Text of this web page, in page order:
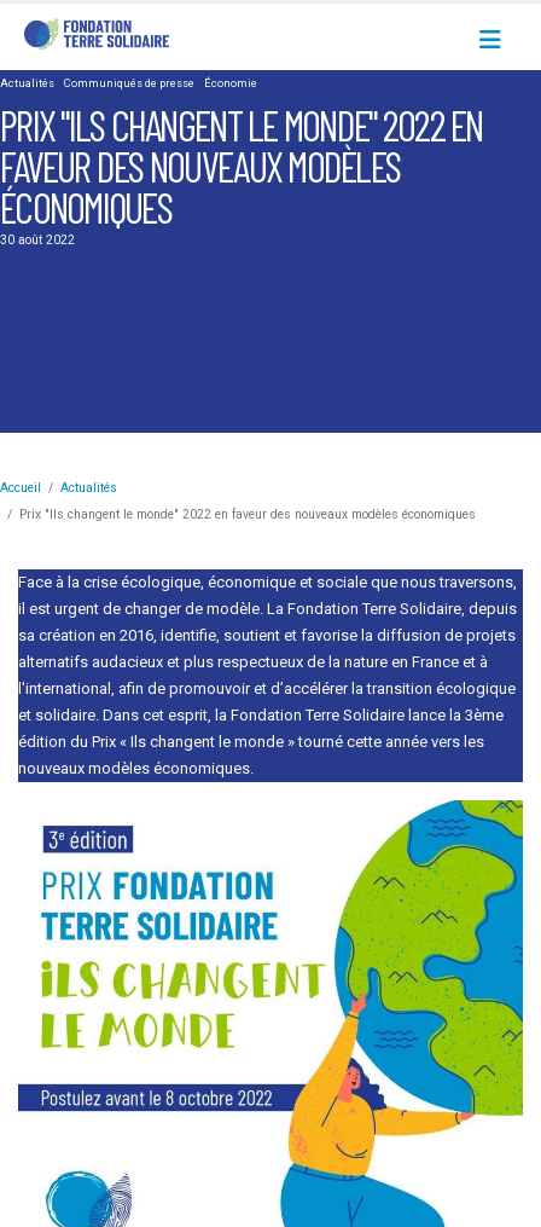
Actualités Communiqués de presse Économie
PRIX "ILS CHANGENT LE MONDE" 2022 EN
FAVEUR DES NOUVEAUX MODÈLES
ÉCONOMIQUES
30 août 2022
Accueil
Actualités
Prix "Ils changent le monde" 2022 en faveur des nouveaux modèles économiques
Face à la crise écologique, économique et sociale que nous traversons,
il est urgent de changer de modèle. La Fondation Terre Solidaire, depuis
sa création en 2016, identifie, soutient et favorise la diffusion de projets
alternatifs audacieux et plus respectueux de la nature en France et à
l'international, afin de promouvoir et d’accélérer la transition écologique
et solidaire. Dans cet esprit, la Fondation Terre Solidaire lance la 3ème
édition du Prix « Ils changent le monde » tourné cette année vers les
nouveaux modèles économiques.